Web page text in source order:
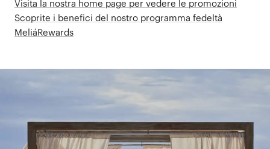
Visita la nostra home page per vedere le promozioni
Scoprite i benefici del nostro programma fedeltà
MeliáRewards